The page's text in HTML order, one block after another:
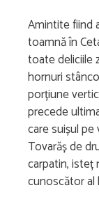
Amintite fiind
toamnă în
toate deliciile
hornuri
porțiune
precede
care suișul pe
Tovarăș de
carpatin, isteț
cunoscător al